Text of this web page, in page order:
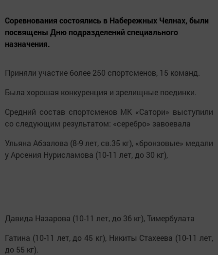
Соревнования состоялись в Набережных Челнах, были
посвящены Дню подразделений специального
назначения.
Приняли участие более 250 спортсменов, 15 команд.
Была хорошая конкуренция и зрелищные поединки.
Средний состав спортсменов МК «Сатори» выступили
со следующим результатом: «серебро» завоевала
Ульяна Абзалова (8-9 лет, св.35 кг), «бронзовые» медали
у Арсения Нурисламова (10-11 лет, до 30 кг),
Давида Назарова (10-11 лет, до 36 кг), Тимербулата
Гатина (10-11 лет, до 45 кг), Никиты Стахеева (10-11 лет,
до 55 кг).